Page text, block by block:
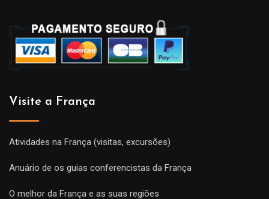
Visite a França
Atividades na França (visitas, excursões)
Anuário de os guias conferencistas da França
O melhor da França e as suas regiões